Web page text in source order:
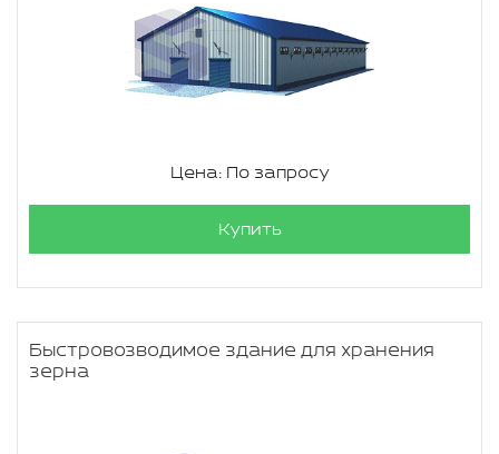
Цена: По запросу
Купить
Быстровозводимое здание для хранения
зерна